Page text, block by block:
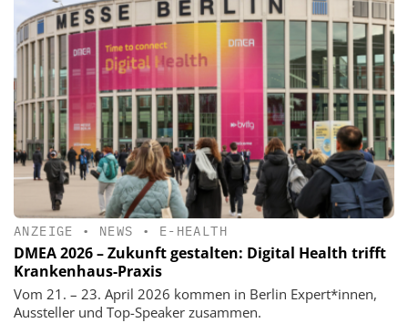
ANZEIGE • NEWS • E-HEALTH
DMEA 2026 – Zukunft gestalten: Digital Health trifft
Krankenhaus-Praxis
Vom 21. – 23. April 2026 kommen in Berlin Expert*innen,
Aussteller und Top-Speaker zusammen.